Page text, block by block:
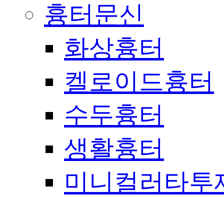
흉터문신
화상흉터
켈로이드흉터
수두흉터
생활흉터
미니컬러타투